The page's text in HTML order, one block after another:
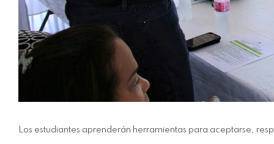
Los estudiantes aprenderán herramientas para aceptarse,